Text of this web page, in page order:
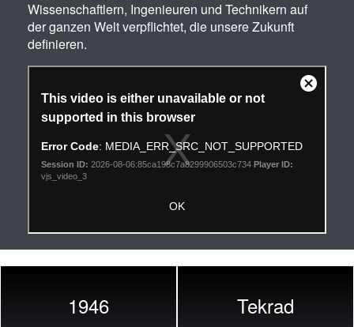
Wissenschaftlern, Ingenieuren und Technikern auf
der ganzen Welt verpflichtet, die unsere Zukunft
definieren.
1946 Tekrad